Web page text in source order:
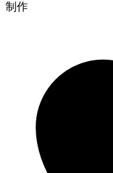
制作